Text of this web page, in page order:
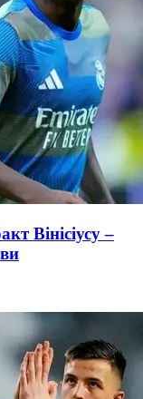
Вінісіусу –